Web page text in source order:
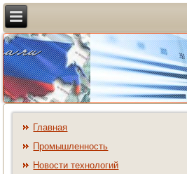
Главная
Промышленность
Новости технологий